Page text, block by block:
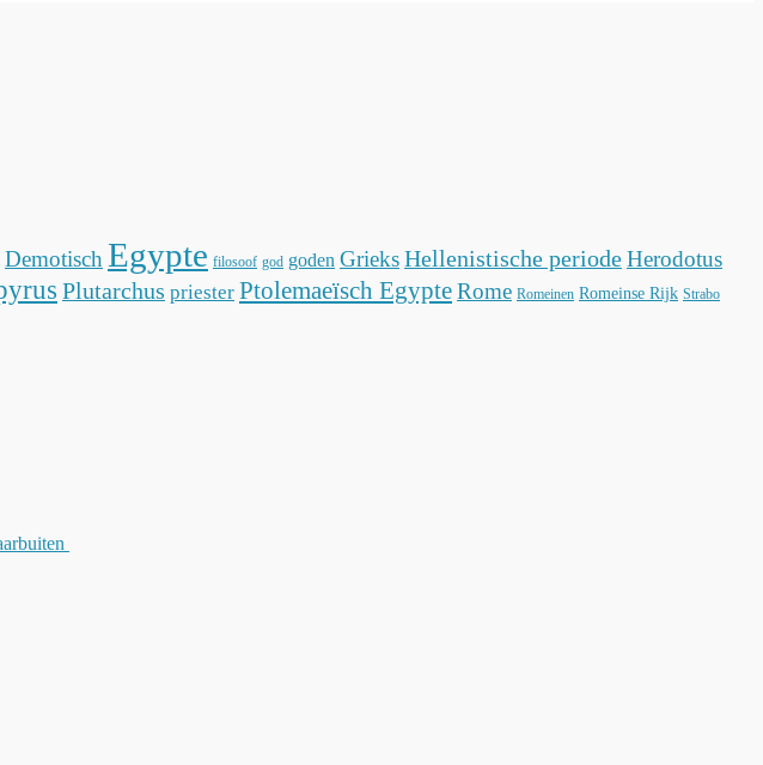
Demotisch Egypte filosoof god goden GrieksHellenistische periodeHerodotus
Plutarchus priester Ptolemaeïsch EgypteRome Romeinen Romeinse Rijk Strabo